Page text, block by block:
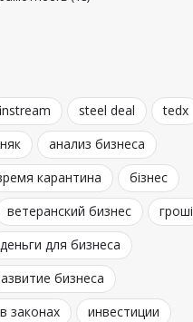
steel deal
tedx
анализ бизнеса
карантина
бізнес
ветеранский бизнес
гроші
деньги для бизнеса
бизнеса
законах
инвестиции